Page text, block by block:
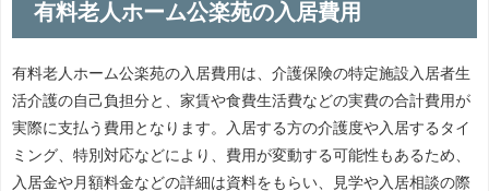
有料老人ホーム公楽苑の入居費用
有料老人ホーム公楽苑の入居費用は、介護保険の特定施設入居者生
活介護の自己負担分と、家賃や食費生活費などの実費の合計費用が
実際に支払う費用となります。入居する方の介護度や入居するタイ
ミング、特別対応などにより、費用が変動する可能性もあるため、
入居金や月額料金などの詳細は資料をもらい、見学や入居相談の際